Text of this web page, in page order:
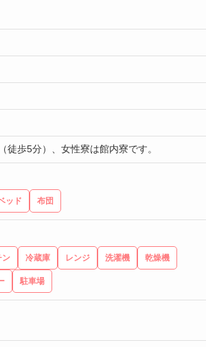
徒歩5分）、女性寮は館内寮です。
ッド 布団
ン 冷蔵庫 レンジ 洗濯機 乾燥機
駐車場